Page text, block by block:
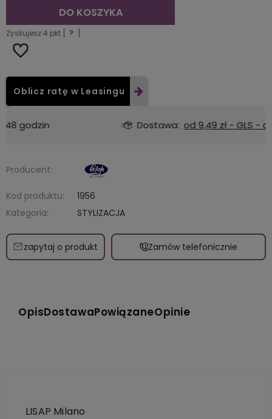
DO KOSZYKA
Zyskujesz4 pkt [ ?
Oblicz ratę w Leasingu
Dostawa: - GLS - dostawa do automatu Orlen lub Żabka
Producent:
Kod produktu:
1956
Kategoria:
STYLIZACJA
zapytaj o produkt Zamów telefonicznie
OpisDostawaPowiązaneOpinie
LISAP Milano